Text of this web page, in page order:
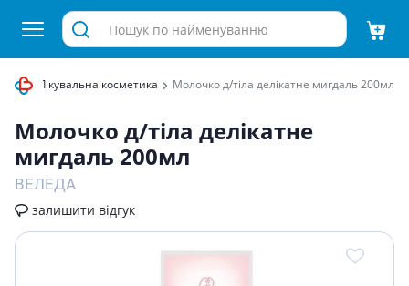
Лікувальна косметика Молочко д/тiла делiкатне мигдаль 200мл
Молочко д/тiла делiкатне
мигдаль 200мл
ВЕЛЕДА
залишити відгук